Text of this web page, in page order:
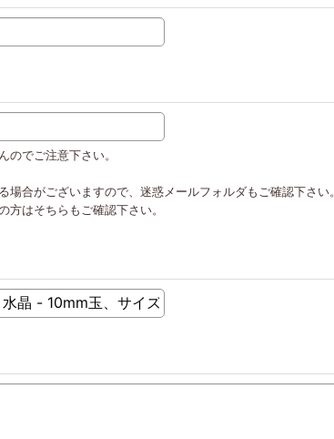
でご注意下さい。
合がございますので、迷惑メールフォルダもご確認下さい。
はそちらもご確認下さい。